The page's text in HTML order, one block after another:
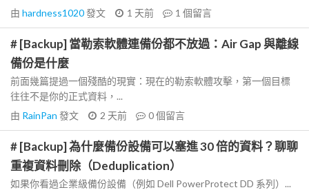
由 hardness1020發文 1 天前 1 個留言
# [Backup] 當勒索軟體連備份都不放過：Air Gap 與離線
備份是什麼
前面幾篇提過一個殘酷的現實：現在的勒索軟體攻擊，第一個目標
往往不是你的正式資料，...
由 RainPan 發文 2 天前 0個留言
# [Backup] 為什麼備份設備可以塞進 30 倍的資料？聊聊
重複資料刪除（Deduplication）
如果你看過企業級備份設備（例如 Dell PowerProtect DD 系列）...